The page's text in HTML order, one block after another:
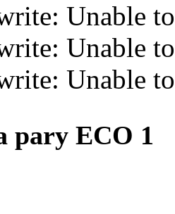
Unable
Unable
Unable
pary ECO 1